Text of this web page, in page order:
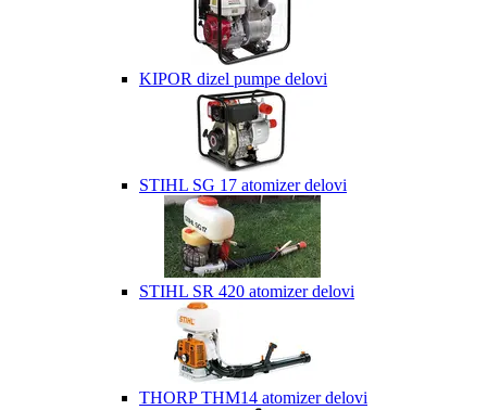
KIPOR dizel pumpe delovi
STIHL SG 17 atomizer delovi
STIHL SR 420 atomizer delovi
THORP THM14 atomizer delovi